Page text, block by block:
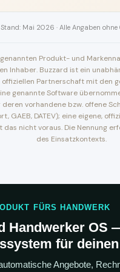
Stand: Mai 2026 · Alle Angaben ohne
genannten Produkt- und
Inhaber. Buzzard ist ein
Partnerschaft mit den
genannte Software
deren vorhandene bzw. offene
GAEB, DATEV); eine eigene,
das nicht voraus. Die Nennung
des Einsatzkontexts.
FÜRS HANDWERK
Handwerker OS
für
Angebote,